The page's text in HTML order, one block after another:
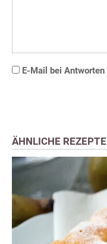
E-Mail bei
ÄHNLICHE REZEPTE